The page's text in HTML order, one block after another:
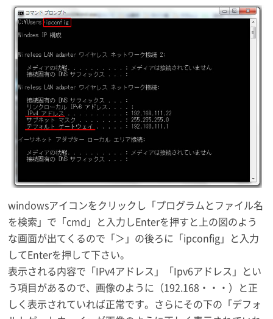
windowsアイコンをクリックし「プログラムとファイル名
を検索」で「cmd」と入力しEnterを押すと上の図のよう
な画面が出てくるので「＞」の後ろに「ipconfig」と入力
してEnterを押して下さい。
表示される内容で「IPv4アドレス」「Ipv6アドレス」とい
う項目があるので、画像のように（192.168・・・）と正
しく表示されていれば正常です。さらにその下の「デフォ